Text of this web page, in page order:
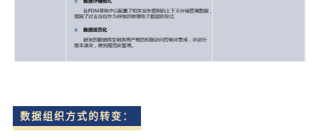
数据组织方式的转变：